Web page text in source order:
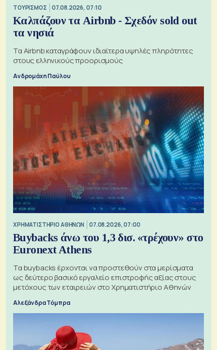
ΤΟΥΡΙΣΜΟΣ 07.08.2026, 07:10
Καλπάζουν τα Airbnb - Σχεδόν sold out
τα νησιά
Τα Airbnb καταγράφουν ιδιαίτερα υψηλές πληρότητες
στους ελληνικούς προορισμούς
Ανδρομάχη Παύλου
XΡΗΜΑΤΙΣΤΗΡΙΟ ΑΘΗΝΩΝ 07.08.2026, 07:00
Buybacks άνω του 1,3 δισ. «τρέχουν» στο
Euronext Athens
Τα buybacks έρχονται να προστεθούν στα μερίσματα
ως δεύτερο βασικό εργαλείο επιστροφής αξίας στους
μετόχους των εταιρειών στο Χρηματιστήριο Αθηνών
Αλεξάνδρα Τόμπρα